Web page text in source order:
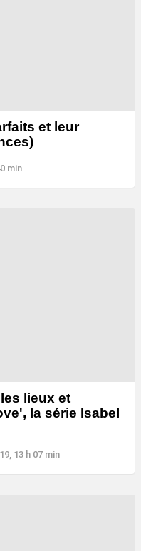
et leur
min
lieux et
la série Isabel
13 h 07 min